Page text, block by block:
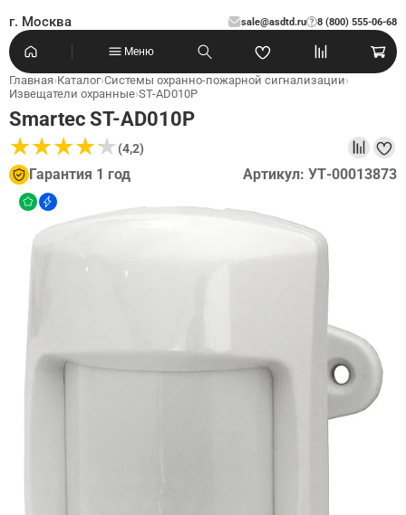
г. Москва sale@asdtd.ru 8 (800) 555-06-68
?
Меню
Главная›Каталог›Системы охранно-пожарной сигнализации›
Извещатели охранные›ST-AD010P
Smartec ST-AD010P
★★★★★
★★★★★(4,2)
Гарантия 1 год Артикул: УТ-00013873